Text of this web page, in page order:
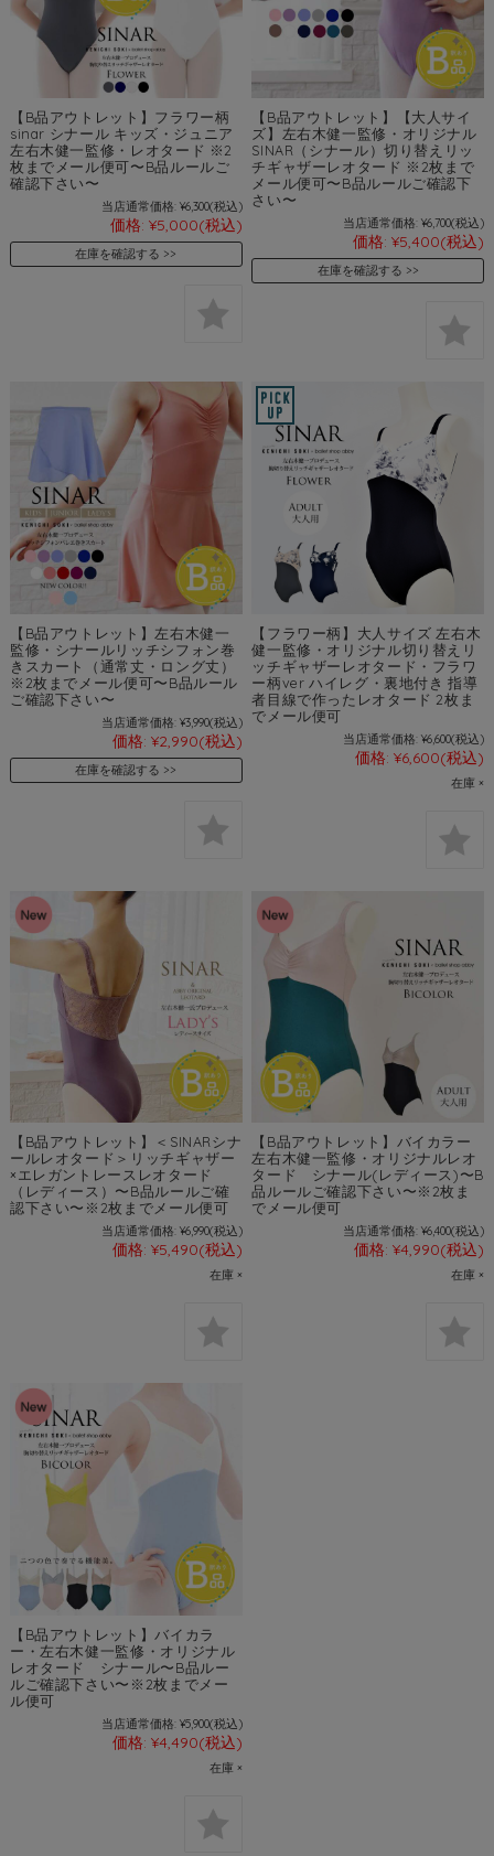
【B品アウトレット】フラワー柄
sinar シナール キッズ・ジュニア
左右木健一監修・レオタード ※2
枚までメール便可〜B品ルールご
確認下さい〜
当店通常価格: ¥6,300(税込)
価格: ¥5,000(税込)
在庫を確認する
【B品アウトレット】【大人サイ
ズ】左右木健一監修・オリジナル
SINAR（シナール）切り替えリッ
チギャザーレオタード ※2枚まで
メール便可〜B品ルールご確認下
さい〜
当店通常価格: ¥6,700(税込)
価格: ¥5,400(税込)
在庫を確認する
【B品アウトレット】左右木健一
監修・シナールリッチシフォン巻
きスカート（通常丈・ロング丈）
※2枚までメール便可〜B品ルール
ご確認下さい〜
当店通常価格: ¥3,990(税込)
価格: ¥2,990(税込)
在庫を確認する
【フラワー柄】大人サイズ 左右木
健一監修・オリジナル切り替えリ
ッチギャザーレオタード・フラワ
ー柄ver ハイレグ・裏地付き 指導
者目線で作ったレオタード 2枚ま
でメール便可
当店通常価格: ¥6,600(税込)
価格: ¥6,600(税込)
在庫 ×
【B品アウトレット】＜SINARシナ
ールレオタード＞リッチギャザー
×エレガントレースレオタード
（レディース）〜B品ルールご確
認下さい〜※2枚までメール便可
当店通常価格: ¥6,990(税込)
価格: ¥5,490(税込)
在庫 ×
【B品アウトレット】バイカラー
左右木健一監修・オリジナルレオ
タード シナール(レディース)〜B
品ルールご確認下さい〜※2枚ま
でメール便可
当店通常価格: ¥6,400(税込)
価格: ¥4,990(税込)
在庫 ×
【B品アウトレット】バイカラ
ー・左右木健一監修・オリジナル
レオタード シナール〜B品ルー
ルご確認下さい〜※2枚までメー
ル便可
当店通常価格: ¥5,900(税込)
価格: ¥4,490(税込)
在庫 ×